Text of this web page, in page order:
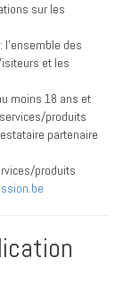
sur les
l'ensemble des
et les
moins 18 ans et
produits
partenaire
produits